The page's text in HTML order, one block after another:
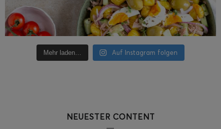
Mehr laden… Auf Instagram folgen
NEUESTER CONTENT